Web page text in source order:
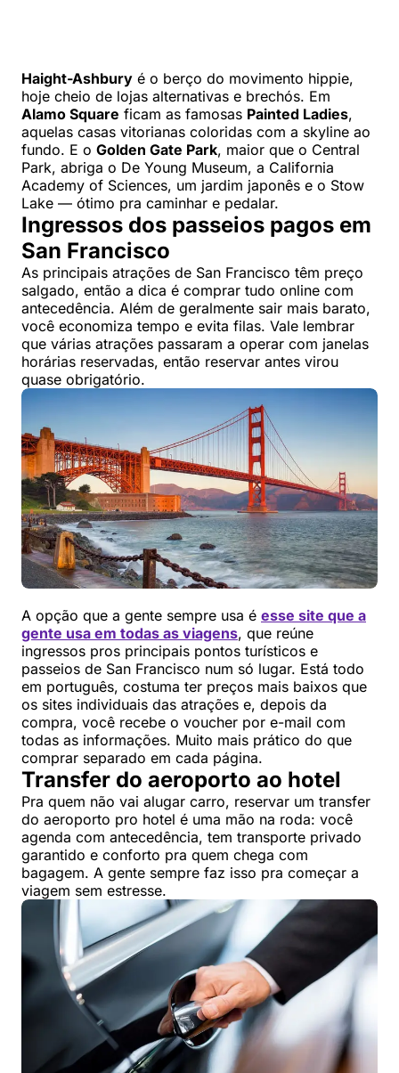
Haight-Ashbury é o berço do movimento hippie,
hoje cheio de lojas alternativas e brechós. Em
Alamo Square ficam as famosas Painted Ladies,
aquelas casas vitorianas coloridas com a skyline ao
fundo. E o Golden Gate Park, maior que o Central
Park, abriga o De Young Museum, a California
Academy of Sciences, um jardim japonês e o Stow
Lake — ótimo pra caminhar e pedalar.
Ingressos dos passeios pagos em
San Francisco
As principais atrações de San Francisco têm preço
salgado, então a dica é comprar tudo online com
antecedência. Além de geralmente sair mais barato,
você economiza tempo e evita filas. Vale lembrar
que várias atrações passaram a operar com janelas
horárias reservadas, então reservar antes virou
quase obrigatório.
A opção que a gente sempre usa é esse site que a
gente usa em todas as viagens, que reúne
ingressos pros principais pontos turísticos e
passeios de San Francisco num só lugar. Está todo
em português, costuma ter preços mais baixos que
os sites individuais das atrações e, depois da
compra, você recebe o voucher por e-mail com
todas as informações. Muito mais prático do que
comprar separado em cada página.
Transfer do aeroporto ao hotel
Pra quem não vai alugar carro, reservar um transfer
do aeroporto pro hotel é uma mão na roda: você
agenda com antecedência, tem transporte privado
garantido e conforto pra quem chega com
bagagem. A gente sempre faz isso pra começar a
viagem sem estresse.